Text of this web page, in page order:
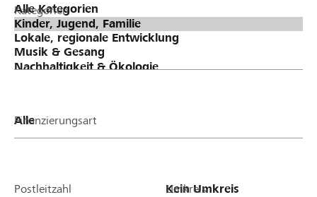
Kategorien
Finanzierungsart
Postleitzahl Umkreis